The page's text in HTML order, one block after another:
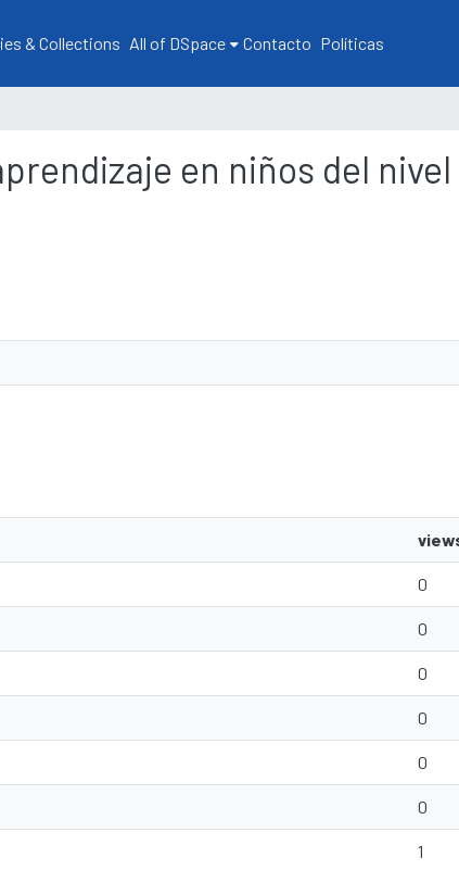
& Collections All of DSpace Contacto Políticas
en niños del
0
0
0
0
0
0
1